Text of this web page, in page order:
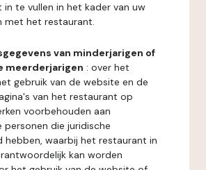
in te vullen in het kader van uw
met het restaurant.
van minderjarigen of
meerderjarigen : over het
gebruik van de website en de
van het restaurant op
voorbehouden aan
personen die juridische
hebben, waarbij het restaurant in
kan worden